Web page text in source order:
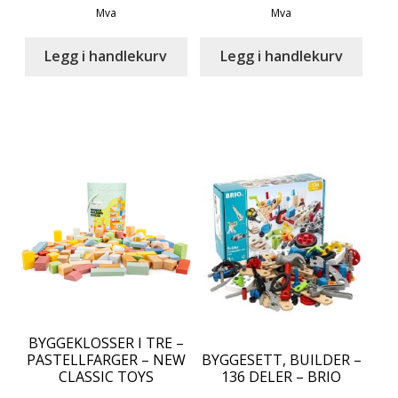
price
kr 459.00. kr 199.00.
Mva
Legg i handlekurv
price
kr 549.00. kr 449.10.
Mva
Legg i handlekurv
BYGGEKLOSSER I TRE –
PASTELLFARGER – NEW
CLASSIC TOYS
BYGGESETT, BUILDER –
136 DELER – BRIO